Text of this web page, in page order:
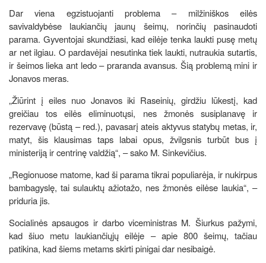
Dar viena egzistuojanti problema – milžiniškos eilės
savivaldybėse laukiančių jaunų šeimų, norinčių pasinaudoti
parama. Gyventojai skundžiasi, kad eilėje tenka laukti pusę metų
ar net ilgiau. O pardavėjai nesutinka tiek laukti, nutraukia sutartis,
ir šeimos lieka ant ledo – praranda avansus. Šią problemą mini ir
Jonavos meras.
„Žiūrint į eiles nuo Jonavos iki Raseinių, girdžiu lūkestį, kad
greičiau tos eilės eliminuotųsi, nes žmonės susiplanavę ir
rezervavę (būstą – red.), pavasarį ateis aktyvus statybų metas, ir,
matyt, šis klausimas taps labai opus, žvilgsnis turbūt bus į
ministeriją ir centrinę valdžią“, – sako M. Sinkevičius.
„Regionuose matome, kad ši parama tikrai populiarėja, ir nukirpus
bambagyslę, tai sulauktų ažiotažo, nes žmonės eilėse laukia“, –
priduria jis.
Socialinės apsaugos ir darbo viceministras M. Šiurkus pažymi,
kad šiuo metu laukiančiųjų eilėje – apie 800 šeimų, tačiau
patikina, kad šiems metams skirti pinigai dar nesibaigė.